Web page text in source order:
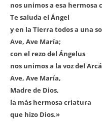
nos unimos a esa hermosa
Te saluda el Ángel
y en la Tierra todos a una
Ave, Ave María;
con el rezo del Ángelus
nos unimos a la voz del
Ave, Ave María,
Madre de Dios,
la más hermosa criatura
que hizo Dios.»